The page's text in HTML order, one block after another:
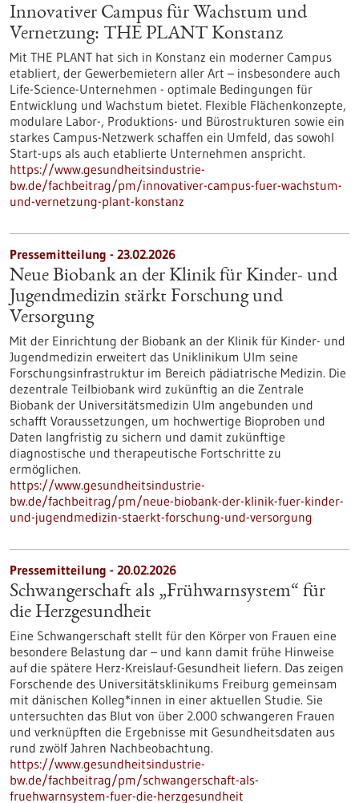
Innovativer Campus für Wachstum und
Vernetzung: THE PLANT Konstanz
Mit THE PLANT hat sich in Konstanz ein moderner Campus
etabliert, der Gewerbemietern aller Art – insbesondere auch
Life-Science-Unternehmen - optimale Bedingungen für
Entwicklung und Wachstum bietet. Flexible Flächenkonzepte,
modulare Labor-, Produktions- und Bürostrukturen sowie ein
starkes Campus-Netzwerk schaffen ein Umfeld, das sowohl
Start-ups als auch etablierte Unternehmen anspricht.
https://www.gesundheitsindustrie-
bw.de/fachbeitrag/pm/innovativer-campus-fuer-wachstum-
und-vernetzung-plant-konstanz
Pressemitteilung - 23.02.2026
Neue Biobank an der Klinik für Kinder-​ und
Jugendmedizin stärkt Forschung und
Versorgung
Mit der Einrichtung der Biobank an der Klinik für Kinder-​ und
Jugendmedizin erweitert das Uniklinikum Ulm seine
Forschungsinfrastruktur im Bereich pädiatrische Medizin. Die
dezentrale Teilbiobank wird zukünftig an die Zentrale
Biobank der Universitätsmedizin Ulm angebunden und
schafft Voraussetzungen, um hochwertige Bioproben und
Daten langfristig zu sichern und damit zukünftige
diagnostische und therapeutische Fortschritte zu
ermöglichen.
https://www.gesundheitsindustrie-
bw.de/fachbeitrag/pm/neue-biobank-der-klinik-fuer-kinder-
und-jugendmedizin-staerkt-forschung-und-versorgung
Pressemitteilung - 20.02.2026
Schwangerschaft als „Frühwarnsystem“ für
die Herzgesundheit
Eine Schwangerschaft stellt für den Körper von Frauen eine
besondere Belastung dar – und kann damit frühe Hinweise
auf die spätere Herz-Kreislauf-Gesundheit liefern. Das zeigen
Forschende des Universitätsklinikums Freiburg gemeinsam
mit dänischen Kolleg*innen in einer aktuellen Studie. Sie
untersuchten das Blut von über 2.000 schwangeren Frauen
und verknüpften die Ergebnisse mit Gesundheitsdaten aus
rund zwölf Jahren Nachbeobachtung.
https://www.gesundheitsindustrie-
bw.de/fachbeitrag/pm/schwangerschaft-als-
fruehwarnsystem-fuer-die-herzgesundheit